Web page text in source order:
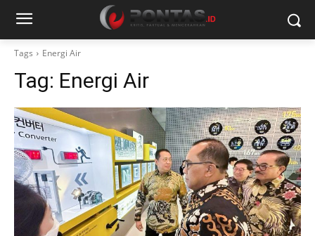
Tags Energi Air
Tag: Energi Air